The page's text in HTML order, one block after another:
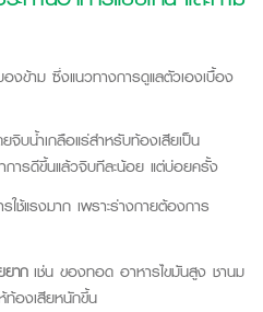
งข้าม ซึ่งแนวทางการดูแลตัวเองเบื้อง
ยจิบน้ำเกลือแร่สำหรับท้องเสียเป็น
การดีขึ้นแล้วจิบทีละน้อย แต่บ่อยครั้ง
ใช้แรงมาก เพราะร่างกายต้องการ
าก เช่น ของทอด อาหารไขมันสูง ชานม
ท้องเสียหนักขึ้น